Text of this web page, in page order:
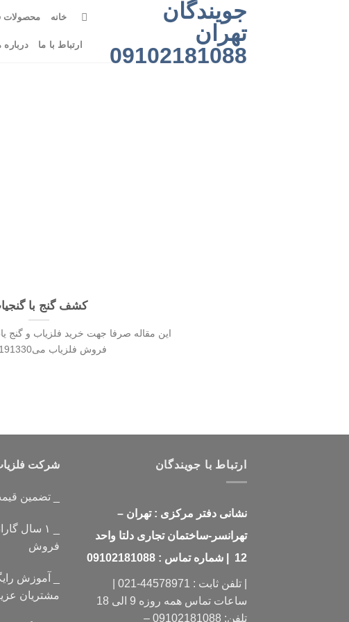
جویندگان
تهران
09102181088
خانه محصولات
ارتباط با ما درباره
کشف گنج با
این مقاله صرفا جهت خرید فلزیاب و گنج
فروش فلزیاب می09102191330
ارتباط با جویندگان
نشانی دفتر مرکزی : تهران –
تهرانسر-ساختمان تجاری دلتا واحد
12 | شماره تماس : 09102181088
ساعات تماس همه روزه 9 الی 18
تلفن: 09102181088 –
شرکت
_ تضمین
_ ۱ سال
فروش
_ آموزش
مشتریان